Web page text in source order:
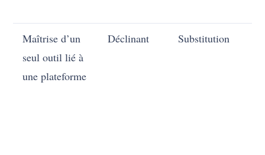
Maîtrise d’un
seul outil lié à
une plateforme
Déclinant Substitution